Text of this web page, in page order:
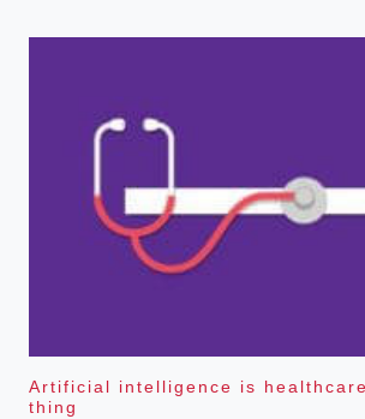
Artificial intelligence is
thing